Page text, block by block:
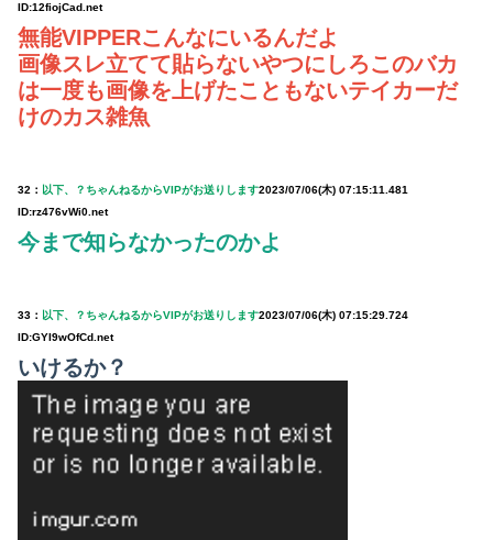
ID:12fiojCad.net
無能VIPPERこんなにいるんだよ
画像スレ立てて貼らないやつにしろこのバカ
は一度も画像を上げたこともないテイカーだ
けのカス雑魚
32： 以下、？ちゃんねるからVIPがお送りします2023/07/06(木) 07:15:11.481
ID:rz476vWi0.net
今まで知らなかったのかよ
33： 以下、？ちゃんねるからVIPがお送りします2023/07/06(木) 07:15:29.724
ID:GYI9wOfCd.net
いけるか？